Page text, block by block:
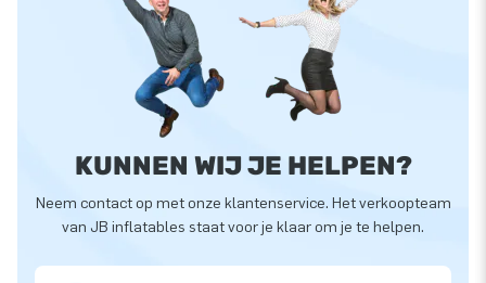
KUNNEN WIJ JE HELPEN?
Neem contact op met onze klantenservice. Het verkoopteam
van JB inflatables staat voor je klaar om je te helpen.